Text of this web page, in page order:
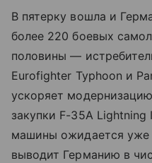
В пятерку вошла и
более 220 боевых
половины —
Eurofighter Typhoon и
ускоряет
закупки F-35A
машины ожидается уже
выводит Германию в